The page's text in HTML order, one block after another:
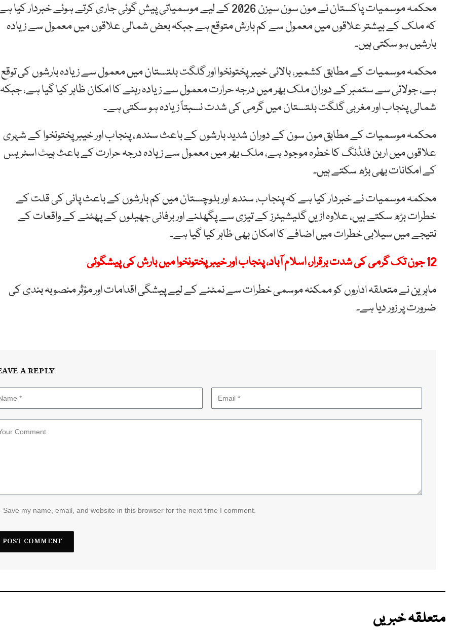
محکمہ موسمیات پاکستان نے مون سون سیزن 2026 کے لیے موسمیاتی پیش گوئی جاری کرتے ہوئے خبردار کیا
کہ ملک کے بیشتر علاقوں میں معمول سے کم بارش متوقع ہے جبکہ بعض شمالی علاقوں میں معمول سے زیادہ
بارشیں ہو سکتی ہیں۔
محکمہ موسمیات کے مطابق کشمیر، بالائی خیبر پختونخوا اور گلگت بلتستان میں معمول سے زیادہ بارشوں کی توقع
ہے، جولائی سے ستمبر کے دوران ملک بھر میں درجہ حرارت معمول سے زیادہ رہنے کا امکان ظاہر کیا گیا ہے، جبکہ
شمالی پنجاب اور مغربی گلگت بلتستان میں گرمی کی شدت نسبتاً زیادہ ہو سکتی ہے۔
محکمہ موسمیات کے مطابق مون سون کے دوران شدید بارشوں کے باعث سندھ، پنجاب اور خیبر پختونخوا کے شہری
علاقوں میں اربن فلڈنگ کا خطرہ موجود ہے، ملک بھر میں معمول سے زیادہ درجہ حرارت کے باعث ہیٹ اسٹریس
کے امکانات بھی بڑھ سکتے ہیں۔
محکمہ موسمیات نے خبردار کیا ہے کہ پنجاب، سندھ اور بلوچستان میں کم بارشوں کے باعث پانی کی قلت کے
خطرات بڑھ سکتے ہیں، علاوہ ازیں گلیشیئرز کے تیزی سے پگھلنے اور برفانی جھیلوں کے پھٹنے کے واقعات کے
نتیجے میں سیلابی خطرات میں اضافے کا امکان بھی ظاہر کیا گیا ہے۔
12 جون تک گرمی کی شدت برقرار، اسلام آباد، پنجاب اور خیبرپختونخوا میں بارش کی پیشگوئی
ماہرین نے متعلقہ اداروں کو ممکنہ موسمی خطرات سے نمٹنے کے لیے پیشگی اقدامات اور مؤثر منصوبہ بندی کی
ضرورت پر زور دیا ہے۔
A REPLY
Save my name, email, and website in this browser for the next time I comment.
متعلقہ خبریں